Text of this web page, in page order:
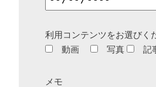
利用コンテンツをお選びく
動画
写真 記
メモ